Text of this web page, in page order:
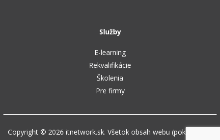
Služby
E-learning
Rekvalifikácie
Školenia
Pre firmy
Copyright © 2026 itnetwork.sk. Všetok obsah webu (pokiaľ nie je